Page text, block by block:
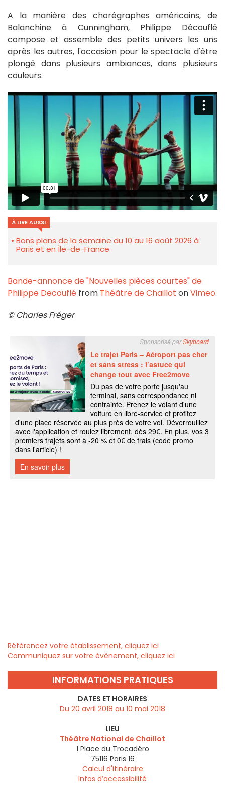
A la manière des chorégraphes américains, de
Balanchine à Cunningham, Philippe Découflé
compose et assemble des petits univers les uns
après les autres, l'occasion pour le spectacle d'être
plongé dans plusieurs ambiances, dans plusieurs
couleurs.
À LIRE AUSSI
Bons plans de la semaine du 10 au 16 août 2026 à
Paris et en Île-de-France
Bande-annonce de "Nouvelles pièces courtes" de
Philippe Decouflé from Théâtre de Chaillot onVimeo.
© Charles Fréger
Référencez votre établissement, cliquez ici
Communiquez sur votre évènement, cliquez ici
INFORMATIONS PRATIQUES
DATES ET HORAIRES
Du 20 avril 2018 au 10 mai 2018
LIEU
Théâtre National de Chaillot
1 Place du Trocadéro
75116 Paris 16
Calcul d'itinéraire
Infos d’accessibilité